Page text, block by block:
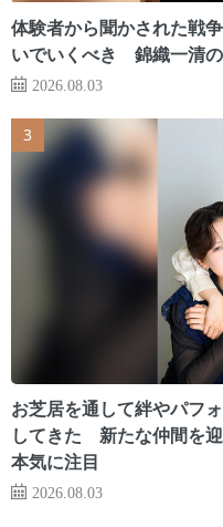
体験者から聞かされた戦
いでいくべき 錦織一清
2026.08.03
お芝居を通して絆やパフ
してきた 新たな仲間を
本気に注目
2026.08.03